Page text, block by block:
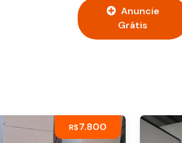
Anuncie
Grátis
R$7.800